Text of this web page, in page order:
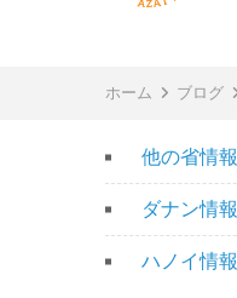
ホーム ブログ
他の省情報
ダナン情報
ハノイ情報